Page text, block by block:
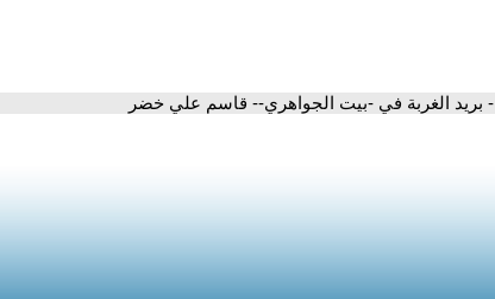
- بريد الغربة في -بيت الجواهري-- قاسم علي خضر